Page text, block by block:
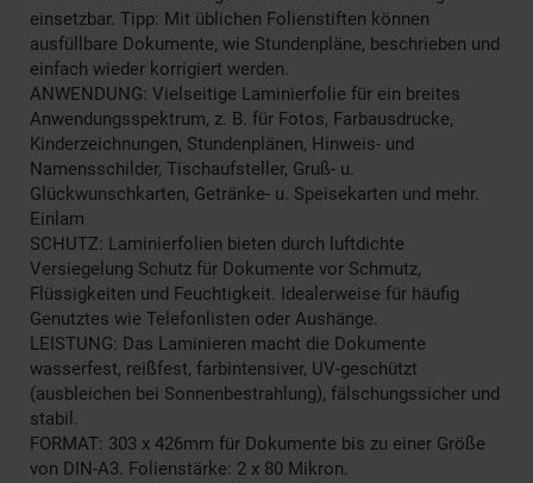
einsetzbar. Tipp: Mit üblichen Folienstiften können
ausfüllbare Dokumente, wie Stundenpläne, beschrieben und
einfach wieder korrigiert werden.
ANWENDUNG: Vielseitige Laminierfolie für ein breites
Anwendungsspektrum, z. B. für Fotos, Farbausdrucke,
Kinderzeichnungen, Stundenplänen, Hinweis- und
Namensschilder, Tischaufsteller, Gruß- u.
Glückwunschkarten, Getränke- u. Speisekarten und mehr.
Einlam
SCHUTZ: Laminierfolien bieten durch luftdichte
Versiegelung Schutz für Dokumente vor Schmutz,
Flüssigkeiten und Feuchtigkeit. Idealerweise für häufig
Genutztes wie Telefonlisten oder Aushänge.
LEISTUNG: Das Laminieren macht die Dokumente
wasserfest, reißfest, farbintensiver, UV-geschützt
(ausbleichen bei Sonnenbestrahlung), fälschungssicher und
stabil.
FORMAT: 303 x 426mm für Dokumente bis zu einer Größe
von DIN-A3. Folienstärke: 2 x 80 Mikron.